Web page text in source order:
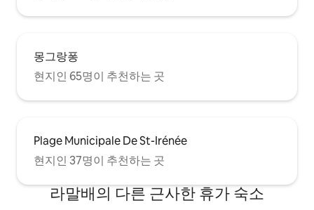
몽그랑퐁
현지인 65명이 추천하는 곳
Plage Municipale De St-Irénée
현지인 37명이 추천하는 곳
라말배의 다른 근사한 휴가 숙소